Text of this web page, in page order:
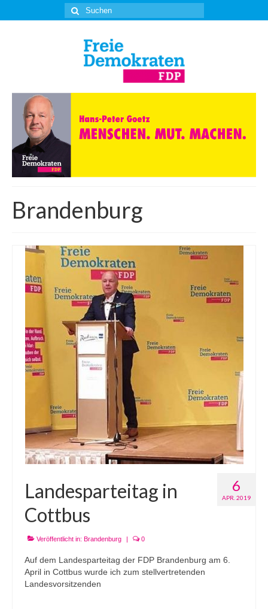
Suche
nach:
Brandenburg
6
APR. 2019
Landesparteitag in
Cottbus
Veröffentlicht in: Brandenburg | 0
Auf dem Landesparteitag der FDP Brandenburg am 6.
April in Cottbus wurde ich zum stellvertretenden
Landesvorsitzenden